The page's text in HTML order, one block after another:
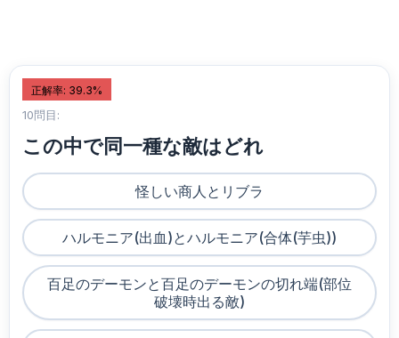
正解率: 39.3%
10問目:
この中で同一種な敵はどれ
怪しい商人とリブラ
ハルモニア(出血)とハルモニア(合体(芋虫))
百足のデーモンと百足のデーモンの切れ端(部位
破壊時出る敵)